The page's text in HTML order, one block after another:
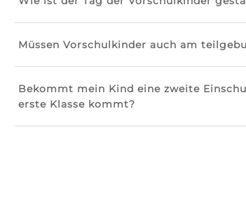
Müssen Vorschulkinder auch am
Bekommt mein Kind eine zweite
erste Klasse kommt?